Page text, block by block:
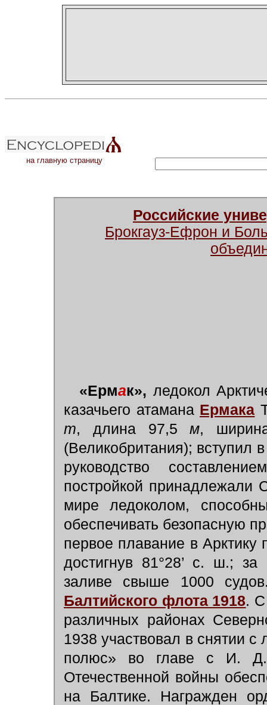
на главную страницу
Российские
Брокгауз-Ефрон и
«Ермак», ледокол
казачьего атамана Ермака
т, длина 97,5м,
(Великобритания); вступил
руководство
постройкой
мире ледоколом,
обеспечивать безопасную
первое плавание в
достигнув 81°28’ с. ш.;
заливе свыше 1000
Балтийского флота 1918. С
различных районах
1938 участвовал в снятии
полюс» во главе с И.
Отечественной войны
на Балтике. Награжден